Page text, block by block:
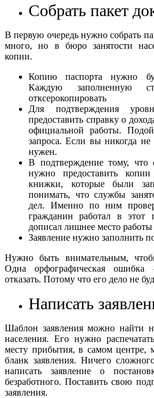
Собрать пакет
В первую очередь нужно собрать
много, но в бюро занятости
копии.
Копию паспорта нужно
Каждую заполненную
отксерокопировать
Для подтверждения
предоставить справку о
официальной работы.
запроса. Если вы никогда
нужен.
В подтверждение тому, что
нужно предоставить
книжки, которые были
понимать, что службы
дел. Именно по ним
гражданин работал в этот
дописал лишнее место
Заявление нужно заполнить
Нужно быть внимательным,
Одна орфографическая
отказать. Потому что его дело не
Написать
Шаблон заявления можно найти
населения. Его нужно
месту прибытия, в самом центре,
бланк заявления. Ничего
написать заявление о
безработного. Поставить свою
заявления.